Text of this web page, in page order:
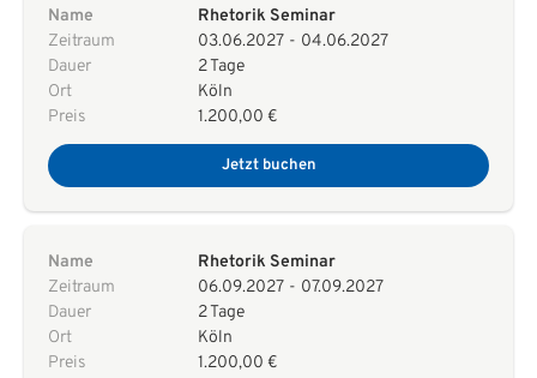
Name
Rhetorik Seminar
Zeitraum
03.06.2027 - 04.06.2027
Dauer
2 Tage
Ort
Köln
Preis
1.200,00 €
Jetzt buchen
Name
Rhetorik Seminar
Zeitraum
06.09.2027 - 07.09.2027
Dauer
2 Tage
Ort
Köln
Preis
1.200,00 €